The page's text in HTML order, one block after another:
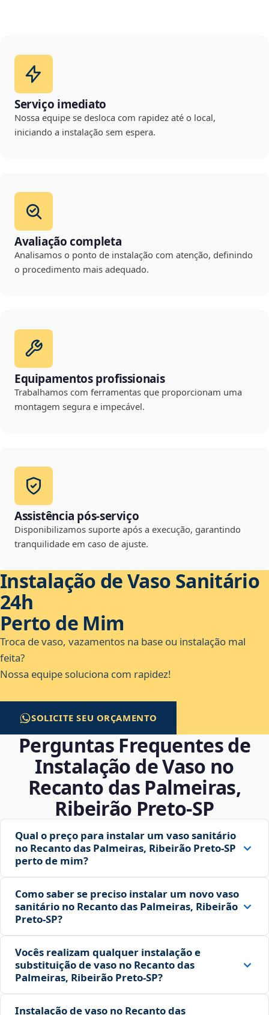
Serviço imediato
Nossa equipe se desloca com rapidez até o local,
iniciando a instalação sem espera.
Avaliação completa
Analisamos o ponto de instalação com atenção, definindo
o procedimento mais adequado.
Equipamentos profissionais
Trabalhamos com ferramentas que proporcionam uma
montagem segura e impecável.
Assistência pós-serviço
Disponibilizamos suporte após a execução, garantindo
tranquilidade em caso de ajuste.
Instalação de Vaso Sanitário
24h
Perto de Mim
Troca de vaso, vazamentos na base ou instalação mal
feita?
Nossa equipe soluciona com rapidez!
SOLICITE SEU ORÇAMENTO
Perguntas Frequentes de
Instalação de Vaso no
Recanto das Palmeiras,
Ribeirão Preto‑SP
Qual o preço para instalar um vaso sanitário
no Recanto das Palmeiras, Ribeirão Preto‑SP
perto de mim?
Como saber se preciso instalar um novo vaso
sanitário no Recanto das Palmeiras, Ribeirão
Preto‑SP?
Vocês realizam qualquer instalação e
substituição de vaso no Recanto das
Palmeiras, Ribeirão Preto‑SP?
Instalação de vaso no Recanto das